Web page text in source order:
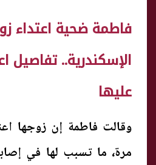
فاطمة ضحية اعتداء
الإسكندرية.. تفاصيل
عليها
وقالت فاطمة إن زوجها
مرة، ما تسبب لها في